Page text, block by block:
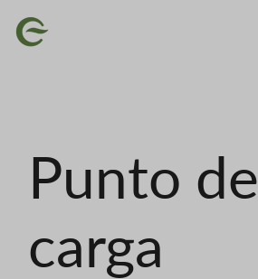
Imaxe
Punto de
carga